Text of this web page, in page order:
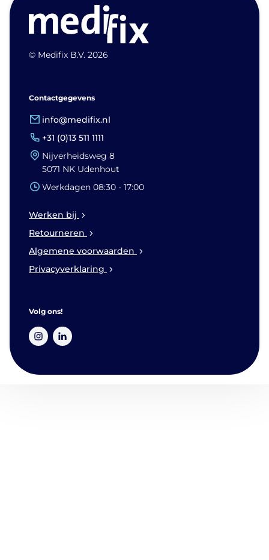
© Medifix B.V. 2026
Contactgegevens
info@medifix.nl
+31 (0)13 511 1111
Nijverheidsweg 8
5071 NK Udenhout
Werkdagen 08:30 - 17:00
Werken bij
Retourneren
Algemene voorwaarden
Privacyverklaring
Volg ons!